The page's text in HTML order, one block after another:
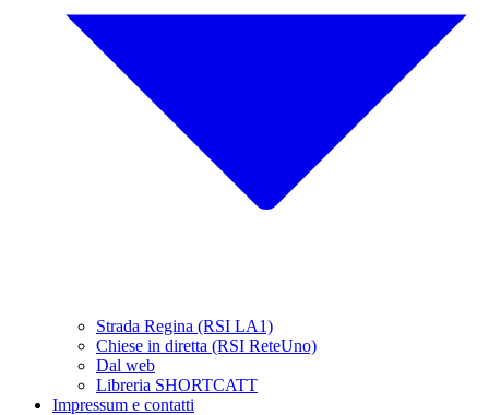
Strada Regina (RSI LA1)
Chiese in diretta (RSI ReteUno)
Dal web
Libreria SHORTCATT
Impressum e contatti